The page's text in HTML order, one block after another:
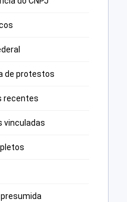
de protestos
recentes
vinculadas